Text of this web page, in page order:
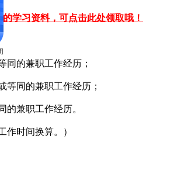
学习资料，可点击此处领取哦！
的兼职工作经历；
同的兼职工作经历；
兼职工作经历。
时间换算。）
关闭